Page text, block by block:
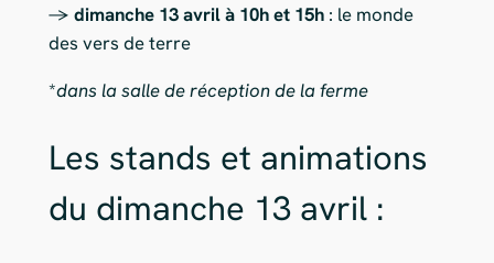
-> dimanche 13 avril à 10h et 15h: le monde
des vers de terre
*dans la salle de réception de la ferme
Les stands et animations
du dimanche 13 avril :